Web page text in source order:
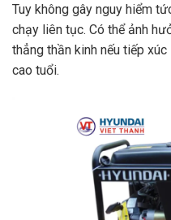
Tuy không gây nguy hiểm
chạy liên tục. Có thể ảnh
thẳng thần kinh nếu tiếp
cao tuổi.